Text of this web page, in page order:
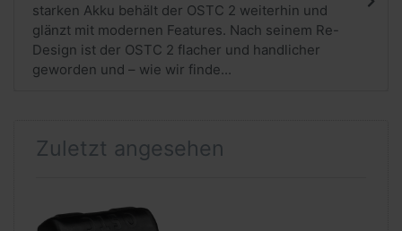
starken Akku behält der OSTC 2 weiterhin und
glänzt mit modernen Features. Nach seinem Re-
Design ist der OSTC 2 flacher und handlicher
geworden und – wie wir finde...
Zuletzt angesehen